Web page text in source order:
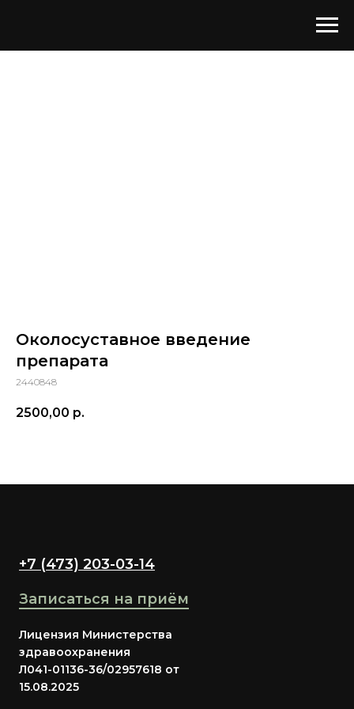
Околосуставное введение
препарата
2440848
2500,00 р.
+7 (473) 203-03-14
Записаться на приём
Лицензия Министерства
здравоохранения
Л041-01136-36/02957618 от
15.08.2025